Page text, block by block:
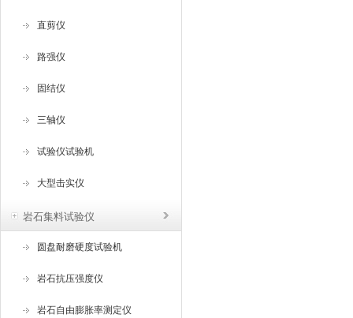
直剪仪
路强仪
固结仪
三轴仪
试验仪试验机
大型击实仪
岩石集料试验仪
圆盘耐磨硬度试验机
岩石抗压强度仪
岩石自由膨胀率测定仪